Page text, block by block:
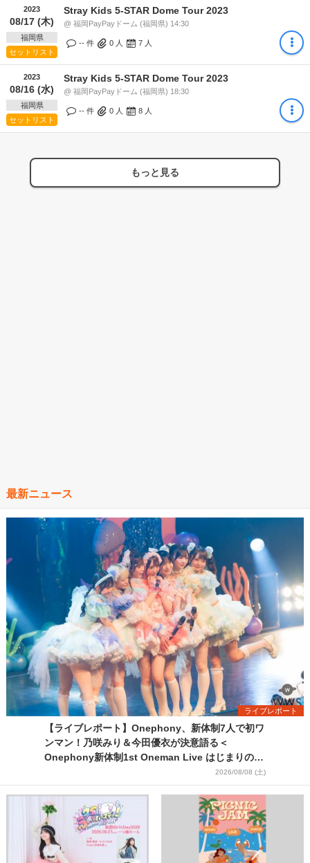
2023
08/17 (木)
福岡県
セットリスト
Stray Kids 5-STAR Dome Tour 2023
@ 福岡PayPayドーム (福岡県) 14:30
-- 件 0 人 7 人
2023
08/16 (水)
福岡県
セットリスト
Stray Kids 5-STAR Dome Tour 2023
@ 福岡PayPayドーム (福岡県) 18:30
-- 件 0 人 8 人
もっと見る
最新ニュース
ライブレポート
【ライブレポート】Onephony、新体制7人で初ワ
ンマン！乃咲みり＆今田優衣が決意語る＜
Onephony新体制1st Oneman Live はじまりの夏
2026/08/08 (土)